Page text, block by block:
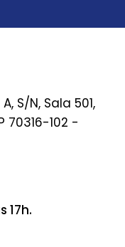
S/N, Sala 501,
70316-102 -
17h.